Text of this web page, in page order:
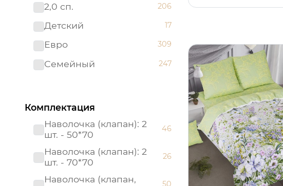
Премиум 83
Престиж 25
Россия 21
Россия (Подарочная
2,0 сп. 206
Детский 17
Евро 309
Семейный 247
Комплектация
Наволочка (клапан): 2
шт. - 50*70
46
Наволочка (клапан): 2
шт. - 70*70
26
Наволочка (клапан,
50